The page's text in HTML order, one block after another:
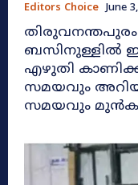
Editors Choice June
ബസിനുള്ളില്‍
എഴുതി
സമയവും
സമയവും